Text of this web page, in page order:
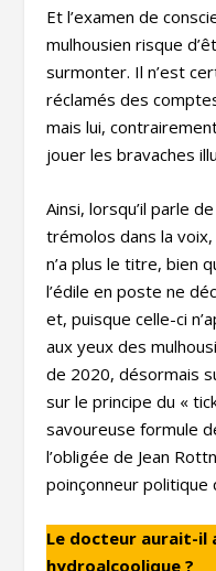
Et l’examen de
mulhousien risque
surmonter. Il n’est
réclamés des
mais lui,
jouer les bravaches
Ainsi, lorsqu’il parle
trémolos dans la
n’a plus le titre, bien
l’édile en poste ne
et, puisque celle-ci
aux yeux des
de 2020, désormais
sur le principe du «
savoureuse formule
l’obligée de Jean
poinçonneur politique
Le docteur aurait-il
hydroalcoolique ?